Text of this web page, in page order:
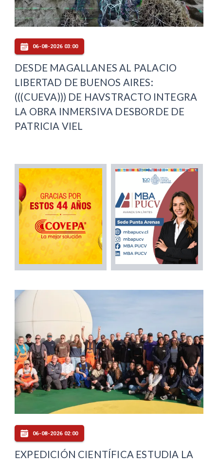
06-08-2026 03:00
DESDE MAGALLANES AL PALACIO
LIBERTAD DE BUENOS AIRES:
(((CUEVA))) DE HAVSTRACTO INTEGRA
LA OBRA INMERSIVA DESBORDE DE
PATRICIA VIEL
06-08-2026 02:00
EXPEDICIÓN CIENTÍFICA ESTUDIA LA